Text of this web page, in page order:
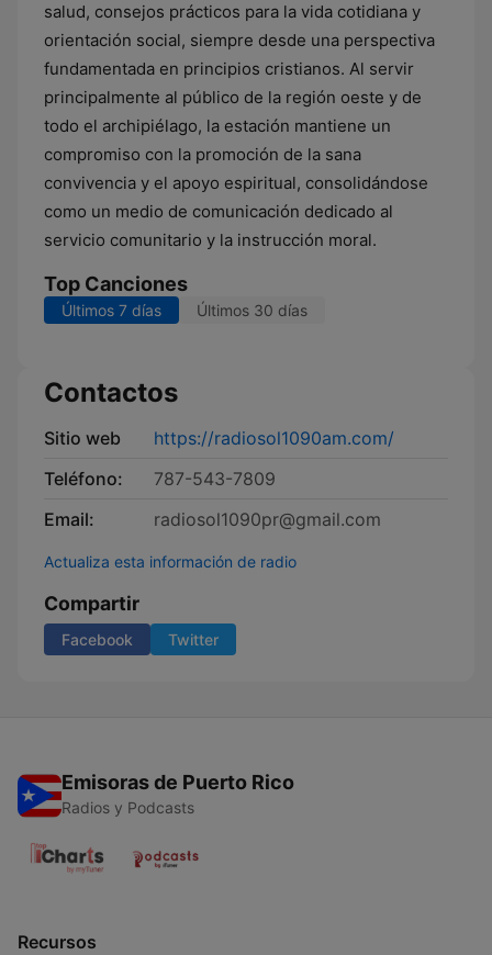
salud, consejos prácticos para la vida cotidiana y
orientación social, siempre desde una perspectiva
fundamentada en principios cristianos. Al servir
principalmente al público de la región oeste y de
todo el archipiélago, la estación mantiene un
compromiso con la promoción de la sana
convivencia y el apoyo espiritual, consolidándose
como un medio de comunicación dedicado al
servicio comunitario y la instrucción moral.
Top Canciones
Últimos 7 días Últimos 30 días
Contactos
Sitio web
https://radiosol1090am.com/
Teléfono:
787-543-7809
Email:
radiosol1090pr@gmail.com
Actualiza esta información de radio
Compartir
Facebook Twitter
Emisoras de Puerto Rico
Radios y Podcasts
Recursos